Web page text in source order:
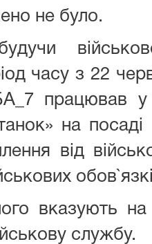
не було.
часу з 22
працював у
на
від
вказують
службу.